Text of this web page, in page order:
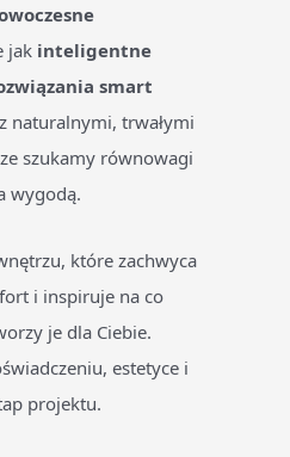
jak inteligentne
smart
naturalnymi, trwałymi
szukamy równowagi
wygodą.
które zachwyca
i inspiruje na co
je dla Ciebie.
estetyce i
projektu.